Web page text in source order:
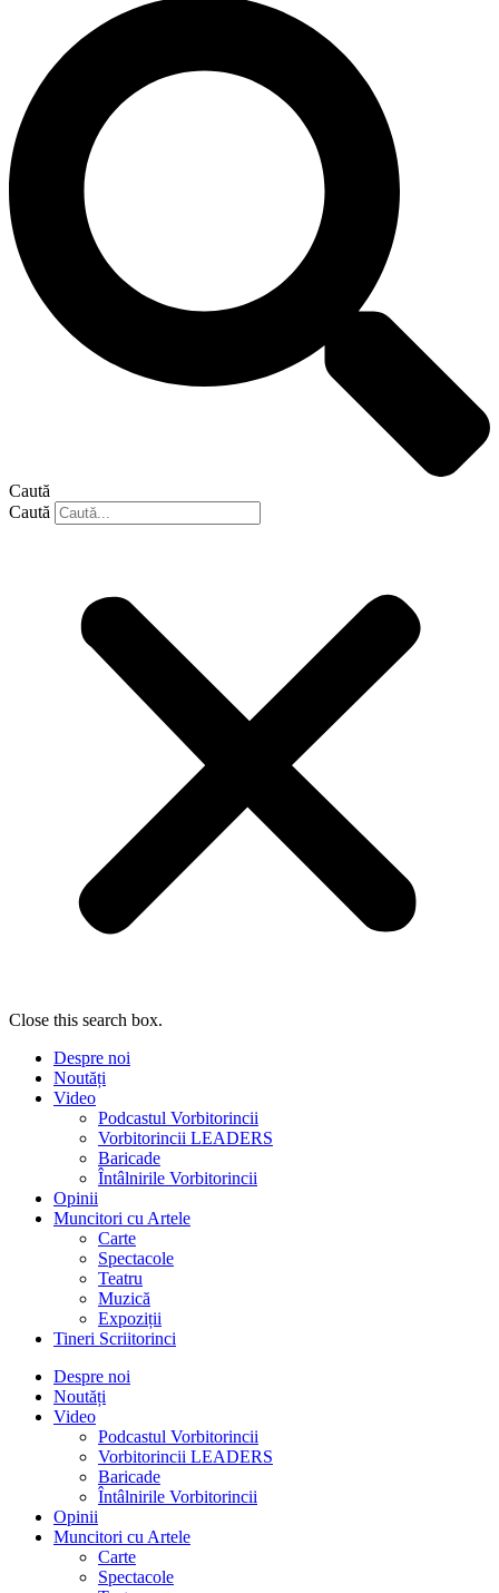
Caută
Caută
Close this search box.
Despre noi
Noutăți
Video
Podcastul Vorbitorincii
Vorbitorincii LEADERS
Baricade
Întâlnirile Vorbitorincii
Opinii
Muncitori cu Artele
Carte
Spectacole
Teatru
Muzică
Expoziții
Tineri Scriitorinci
Despre noi
Noutăți
Video
Podcastul Vorbitorincii
Vorbitorincii LEADERS
Baricade
Întâlnirile Vorbitorincii
Opinii
Muncitori cu Artele
Carte
Spectacole